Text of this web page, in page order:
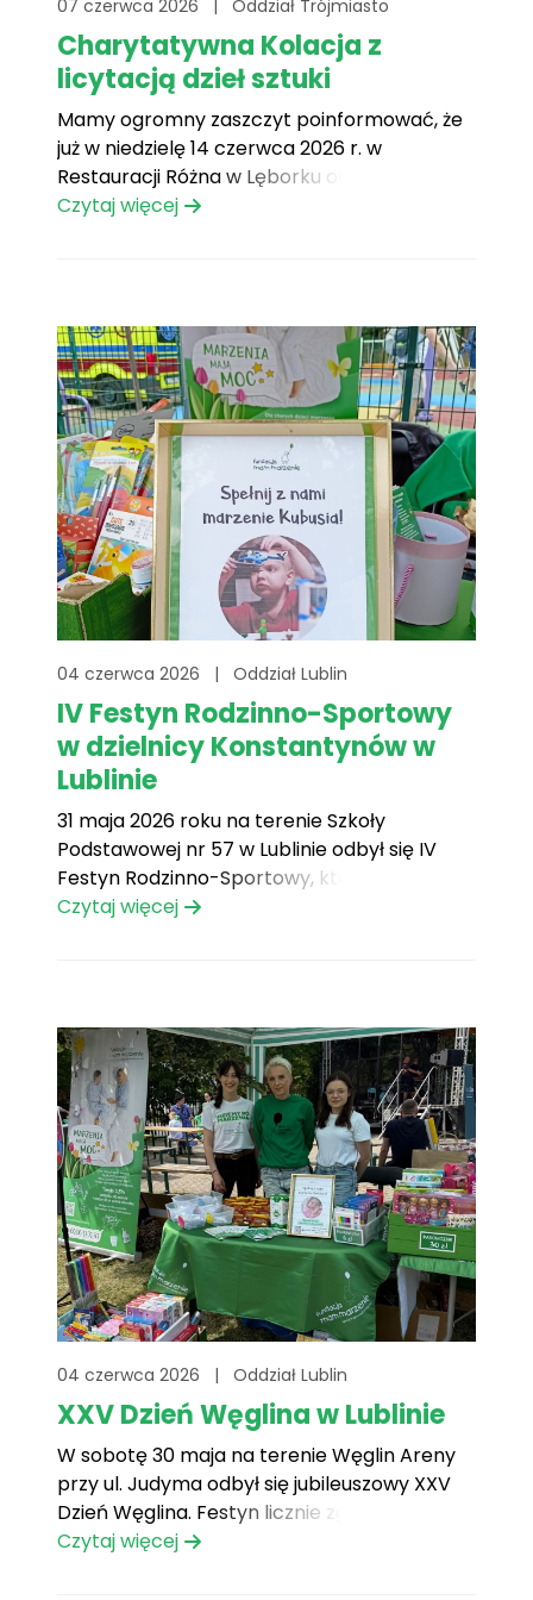
07 czerwca 2026 | Oddział Trójmiasto
Charytatywna Kolacja z
licytacją dzieł sztuki
Mamy ogromny zaszczyt poinformować, że
już w niedzielę 14 czerwca 2026 r. w
Restauracji Różna w Lęborku odbędzie się
Charytatywna Kolacja połączona z licytacją
wieczór to nie tylko aukcja dzieł sztuki, ale
także[...]
Czytaj więcej
04 czerwca 2026 | Oddział Lublin
IV Festyn Rodzinno-Sportowy
w dzielnicy Konstantynów w
Lublinie
31 maja 2026 roku na terenie Szkoły
Podstawowej nr 57 w Lublinie odbył się IV
Festyn Rodzinno-Sportowy, który
przyciągnął licznych mieszkańców –
energii atmosfera. Program festynu był
bardzo bogaty. Na[...]
Czytaj więcej
04 czerwca 2026 | Oddział Lublin
XXV Dzień Węglina w Lublinie
W sobotę 30 maja na terenie Węglin Areny
przy ul. Judyma odbył się jubileuszowy XXV
Dzień Węglina. Festyn licznie zgromadził
mieszkańców Węglina raz innych części
Czytaj więcej